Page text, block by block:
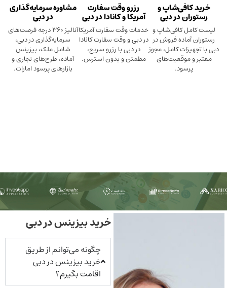
و
در دبی
و
فروش در
کامل، مجوز
رزرو وقت سفارت
آمریکا و کانادا در دبی
خدمات وقت سفارت آمریکا
در دبی و وقت سفارت کانادا
در دبی با رزرو سریع،
مطمئن و بدون استرس.
مشاوره سرمایه‌گذاری
در دبی
آنالیز ۳۶۰ درجه فرصت‌های
سرمایه‌گذاری در دبی،
شامل ملک، بیزینس
آماده، طرح‌های تجاری و
بازارهای پرسود امارات.
خرید بیزینس در دبی
چگونه می‌توانم از طریق
خرید بیزینس در دبی
اقامت بگیرم؟